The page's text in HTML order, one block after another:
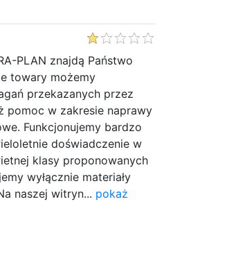
PLAN znajdą Państwo
towary możemy
przekazanych przez
pomoc w zakresie naprawy
Funkcjonujemy bardzo
doświadczenie w
klasy proponowanych
wyłącznie materiały
naszej witryn... pokaż